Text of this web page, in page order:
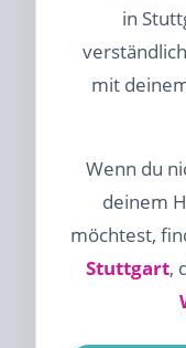
in
mit
Wenn du
deinem
möchtest,
Stuttgart,